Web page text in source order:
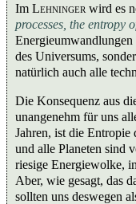
Im Lehninger wird es
processes, the entropy
des Universums,
natürlich auch alle
Die Konsequenz aus
unangenehm für uns
Jahren, ist die Entropie
und alle Planeten sind
riesige Energiewolke,
Aber, wie gesagt, das
sollten uns deswegen